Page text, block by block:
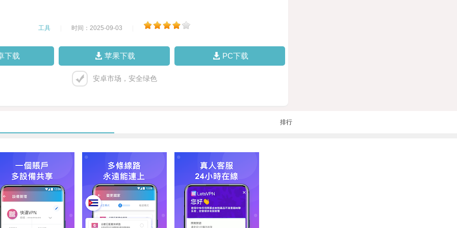
工具 时间：2025-09-03
下载 苹果下载 PC下载
安卓市场，安全绿色
排行